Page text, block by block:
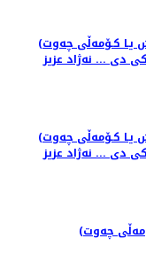
(به‌ختی ڕه‌ش یـا كـۆمه‌ڵی چه‌وت) (*) چه‌ند وێستگه‌یه‌كی كورت له‌
دی ... نه‌ژاد عزیز
(به‌ختی ڕه‌ش یـا كـۆمه‌ڵی چه‌وت) (*) چه‌ند وێستگه‌یه‌كی كورت له‌
دی ... نه‌ژاد عزیز